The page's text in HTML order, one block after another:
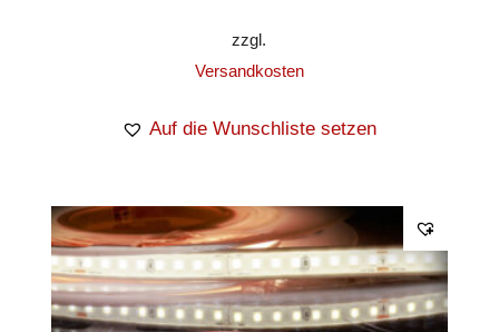
zzgl.
Versandkosten
Auf die Wunschliste setzen